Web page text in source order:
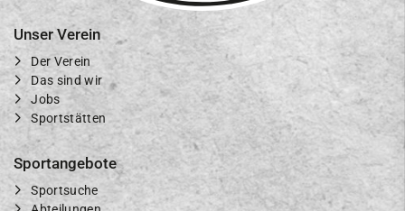
Unser Verein
Der Verein
Das sind wir
Jobs
Sportstätten
Sportangebote
Sportsuche